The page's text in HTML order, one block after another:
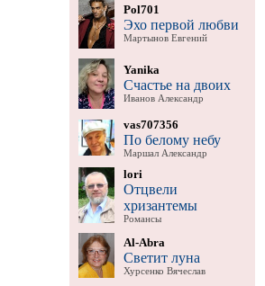
Pol701
Эхо первой любви
Мартынов Евгений
Yanika
Счастье на двоих
Иванов Александр
vas707356
По белому небу
Маршал Александр
lori
Отцвели
хризантемы
Романсы
Al-Abra
Светит луна
Хурсенко Вячеслав